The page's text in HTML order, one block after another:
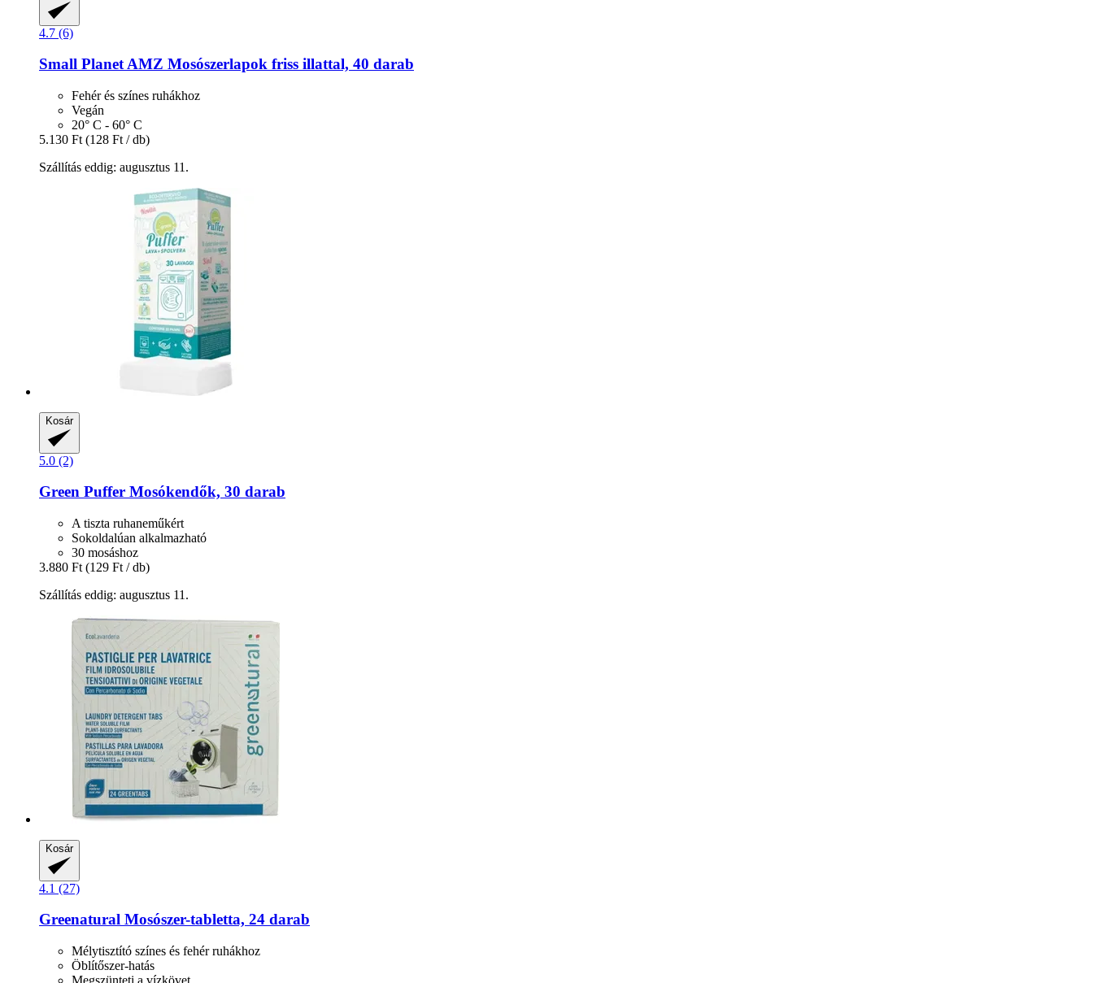
4.7 (6)
Small Planet AMZ Mosószerlapok friss illattal, 40 darab
Fehér és színes ruhákhoz
Vegán
20° C - 60° C
5.130 Ft (128 Ft / db)
Szállítás eddig: augusztus 11.
Kosár
5.0 (2)
Green Puffer Mosókendők, 30 darab
A tiszta ruhaneműkért
Sokoldalúan alkalmazható
30 mosáshoz
3.880 Ft (129 Ft / db)
Szállítás eddig: augusztus 11.
Kosár
4.1 (27)
Greenatural Mosószer-​tabletta, 24 darab
Mélytisztító színes és fehér ruhákhoz
Öblítőszer-hatás
Megszünteti a vízkövet